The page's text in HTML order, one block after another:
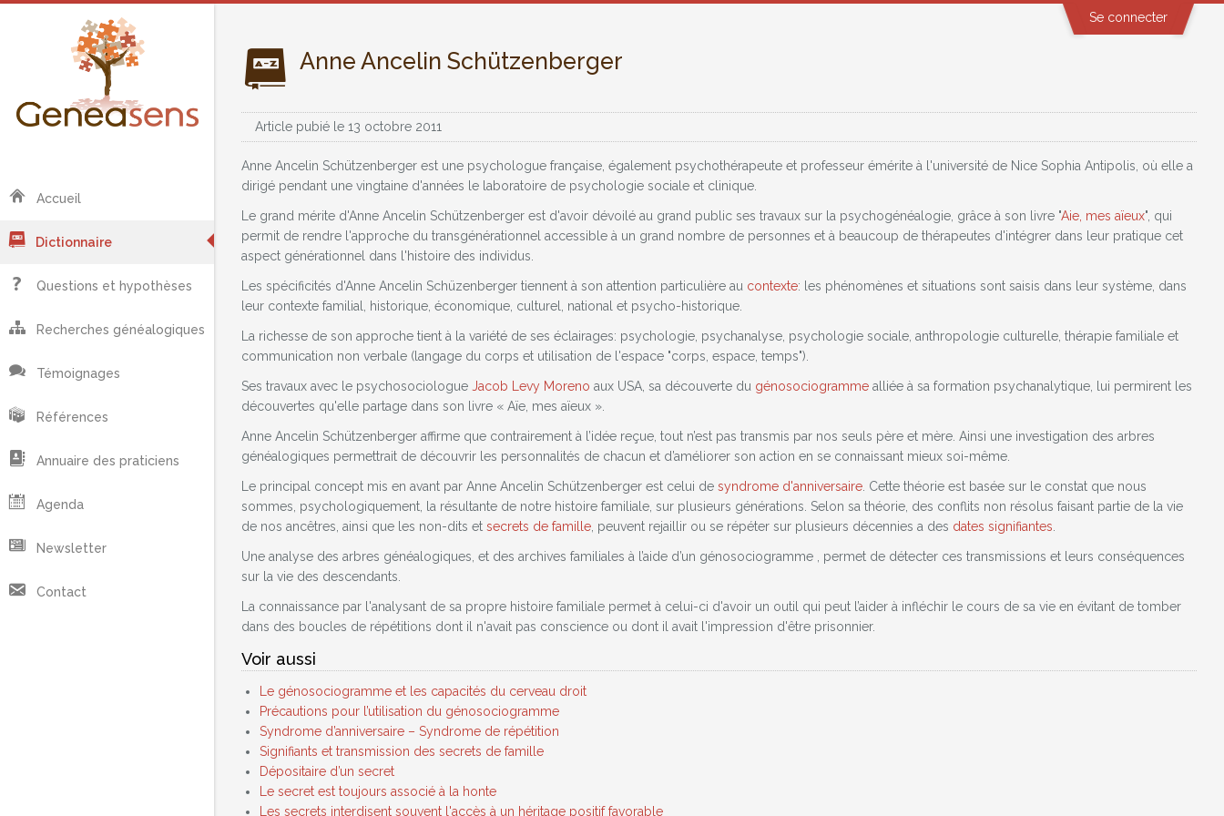
Se connecter
Accueil
Dictionnaire
Questions et hypothèses
Recherches généalogiques
Témoignages
Références
Annuaire des praticiens
Agenda
Newsletter
Contact
Anne Ancelin Schützenberger
Article pubié le 13 octobre 2011
Anne Ancelin Schützenberger est une psychologue française, également psychothérapeute et professeur émérite à l'université de Nice Sophia Antipolis, où elle a
dirigé pendant une vingtaine d'années le laboratoire de psychologie sociale et clinique.
Le grand mérite d'Anne Ancelin Schützenberger est d'avoir dévoilé au grand public ses travaux sur la psychogénéalogie, grâce à son livre "Aie, mes aïeux", qui
permit de rendre l'approche du transgénérationnel accessible à un grand nombre de personnes et à beaucoup de thérapeutes d'intégrer dans leur pratique cet
aspect générationnel dans l'histoire des individus.
Les spécificités d'Anne Ancelin Schüzenberger tiennent à son attention particulière au contexte: les phénomènes et situations sont saisis dans leur système, dans
leur contexte familial, historique, économique, culturel, national et psycho-historique.
La richesse de son approche tient à la variété de ses éclairages: psychologie, psychanalyse, psychologie sociale, anthropologie culturelle, thérapie familiale et
communication non verbale (langage du corps et utilisation de l'espace "corps, espace, temps").
Ses travaux avec le psychosociologue Jacob Levy Moreno aux USA, sa découverte du génosociogramme alliée à sa formation psychanalytique, lui permirent les
découvertes qu'elle partage dans son livre « Aïe, mes aïeux ».
Anne Ancelin Schützenberger affirme que contrairement à l’idée reçue, tout n’est pas transmis par nos seuls père et mère. Ainsi une investigation des arbres
généalogiques permettrait de découvrir les personnalités de chacun et d’améliorer son action en se connaissant mieux soi-même.
Le principal concept mis en avant par Anne Ancelin Schützenberger est celui de syndrome d'anniversaire . Cette théorie est basée sur le constat que nous
sommes, psychologiquement, la résultante de notre histoire familiale, sur plusieurs générations. Selon sa théorie, des conflits non résolus faisant partie de la vie
de nos ancêtres, ainsi que les non-dits et secrets de famille , peuvent rejaillir ou se répéter sur plusieurs décennies a des dates signifiantes
Une analyse des arbres généalogiques, et des archives familiales à l’aide d’un génosociogramme , permet de détecter ces transmissions et leurs conséquences
sur la vie des descendants.
La connaissance par l'analysant de sa propre histoire familiale permet à celui-ci d'avoir un outil qui peut l’aider à infléchir le cours de sa vie en évitant de tomber
dans des boucles de répétitions dont il n'avait pas conscience ou dont il avait l'impression d'être prisonnier.
Voir aussi
Le génosociogramme et les capacités du cerveau droit
Précautions pour l’utilisation du génosociogramme
Syndrome d’anniversaire – Syndrome de répétition
Signifiants et transmission des secrets de famille
Dépositaire d’un secret
Le secret est toujours associé à la honte
Les secrets interdisent souvent l'accès à un héritage positif favorable